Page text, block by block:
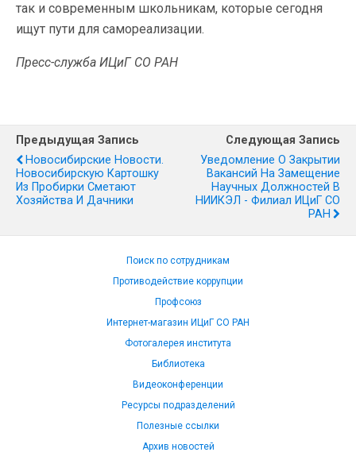
так и современным школьникам, которые сегодня
ищут пути для самореализации.
Пресс-служба ИЦиГ СО РАН
Предыдущая Запись
Новосибирские Новости.
Новосибирскую Картошку
Из Пробирки Сметают
Хозяйства И Дачники
Следующая Запись
Уведомление О Закрытии
Вакансий На Замещение
Научных Должностей В
НИИКЭЛ - Филиал ИЦиГ СО
РАН
Поиск по сотрудникам
Противодействие коррупции
Профсоюз
Интернет-магазин ИЦиГ СО РАН
Фотогалерея института
Библиотека
Видеоконференции
Ресурсы подразделений
Полезные ссылки
Архив новостей